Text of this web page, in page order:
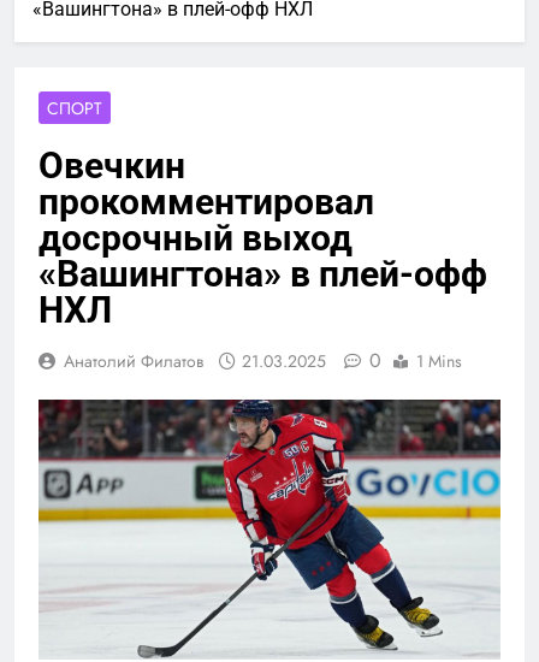
«Вашингтона» в плей-офф НХЛ
СПОРТ
Овечкин
прокомментировал
досрочный выход
«Вашингтона» в плей-офф
НХЛ
Анатолий Филатов 21.03.2025 0 1 Mins